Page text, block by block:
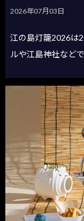
2026年07月03日
江の島灯籠2026は
ルや江島神社など